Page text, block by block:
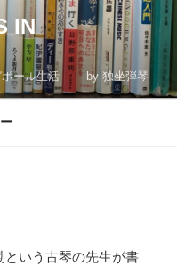
IN
ポール生活 ――by 独坐弾琴
いう古琴の先生が書